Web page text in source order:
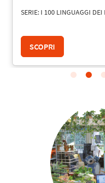
SERIE: I 100 LINGUAGGI
SCOPRI